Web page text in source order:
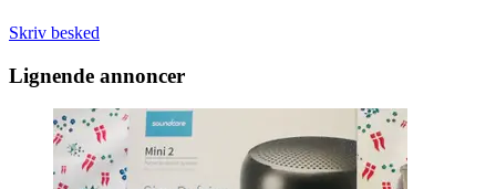
Skriv besked
Lignende annoncer